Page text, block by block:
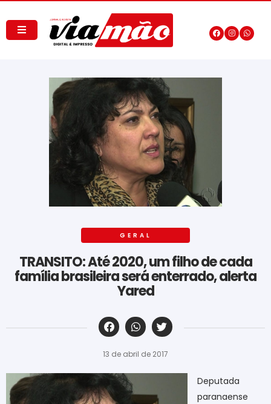
GERAL
TRANSITO: Até 2020, um filho de cada
família brasileira será enterrado, alerta
Yared
‎ ‎ ‎ ‎ ‎ ‎ ‎ ‎ ‎ ‎ ‎ ‎ ‎ ‎ ‎ ‎ ‎ ‎ ‎ ‎ ‎ ‎ ‎ ‎ ‎ ‎ ‎ ‎ ‎ ‎ ‎
13 de abril de 2017
Deputada
paranaense